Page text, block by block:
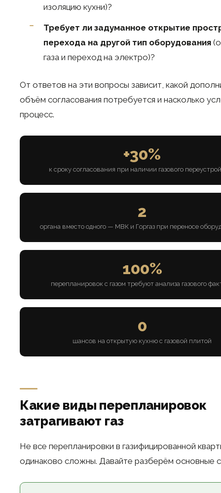
изоляцию кухни)?
Требует ли задуманное открытие
перехода на другой тип оборудования
газа и переход на электро)?
От ответов на эти вопросы зависит, какой
объём согласования потребуется и насколько
процесс.
+30%
к сроку согласования при наличии газового
2
органа вместо одного — МВК и Горгаз при переносе
100%
перепланировок с газом требуют анализа газового
0
шансов на открытую кухню с газовой плитой
Какие виды перепланировок
затрагивают газ
Не все перепланировки в газифицированной
одинаково сложны. Давайте разберём основные